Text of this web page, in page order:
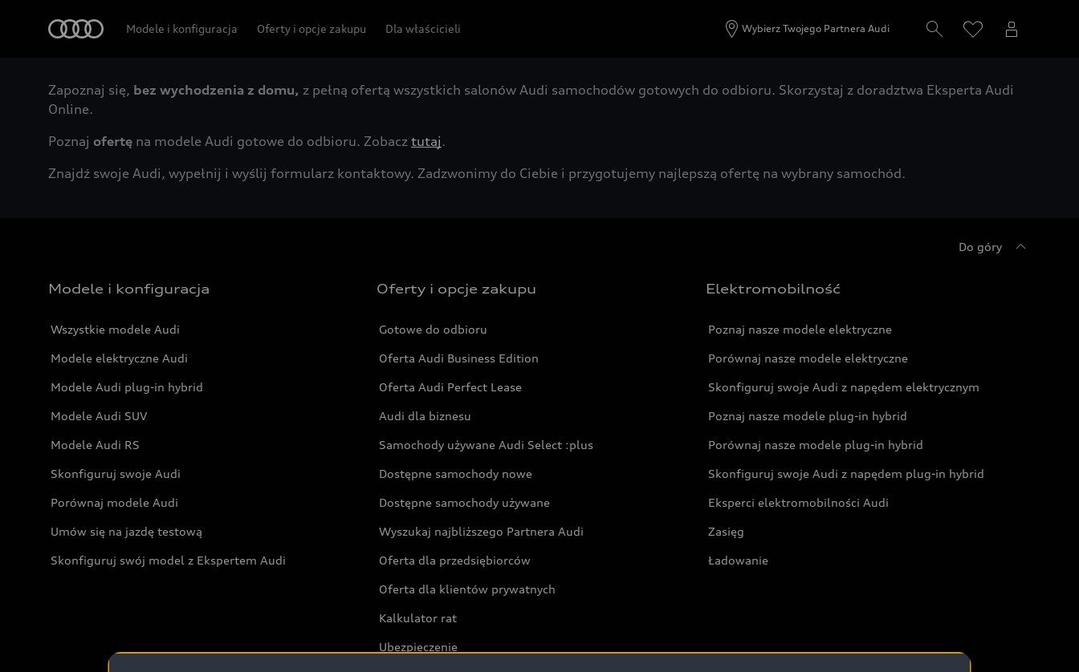
Modele i konfiguracja Oferty i opcje zakupu Dla właścicieli Wybierz Twojego Partnera Audi
Zapoznaj się, bez wychodzenia z domu, z pełną ofertą wszystkich salonów Audi samochodów gotowych do odbioru. Skorzystaj z doradztwa Eksperta Audi
Online.
Poznaj ofertę na modele Audi gotowe do odbioru. Zobacz tutaj.
Znajdź swoje Audi, wypełnij i wyślij formularz kontaktowy. Zadzwonimy do Ciebie i przygotujemy najlepszą ofertę na wybrany samochód.
Do góry
Modele i konfiguracja
Wszystkie modele Audi
Modele elektryczne Audi
Modele Audi plug-in hybrid
Modele Audi SUV
Modele Audi RS
Skonfiguruj swoje Audi
Porównaj modele Audi
Umów się na jazdę testową
Skonfiguruj swój model z Ekspertem Audi
Oferty i opcje zakupu
Gotowe do odbioru
Oferta Audi Business Edition
Oferta Audi Perfect Lease
Audi dla biznesu
Samochody używane Audi Select :plus
Dostępne samochody nowe
Dostępne samochody używane
Wyszukaj najbliższego Partnera Audi
Oferta dla przedsiębiorców
Oferta dla klientów prywatnych
Kalkulator rat
Ubezpieczenie
Elektromobilność
Poznaj nasze modele elektryczne
Porównaj nasze modele elektryczne
Skonfiguruj swoje Audi z napędem elektrycznym
Poznaj nasze modele plug-in hybrid
Porównaj nasze modele plug-in hybrid
Skonfiguruj swoje Audi z napędem plug-in hybrid
Eksperci elektromobilności Audi
Zasięg
Ładowanie